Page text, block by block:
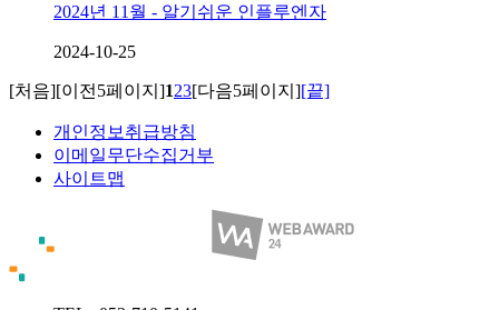
2024년 11월 - 알기쉬운 인플루엔자
2024-10-25
[처음][이전5페이지]123[다음5페이지][끝]
개인정보취급방침
이메일무단수집거부
사이트맵